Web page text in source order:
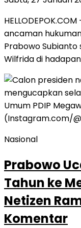
ancaman
Prabowo Subianto
Wilfrida di
Nasional
Prabowo
Tahun ke
Netizen
Komentar